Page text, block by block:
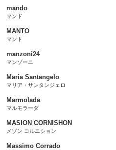
mando
マンド
MANTO
マント
manzoni24
マンゾーニ
Maria Santangelo
マリア・サンタンジェロ
Marmolada
マルモラーダ
MASION CORNISHON
メゾン コルニション
Massimo Corrado